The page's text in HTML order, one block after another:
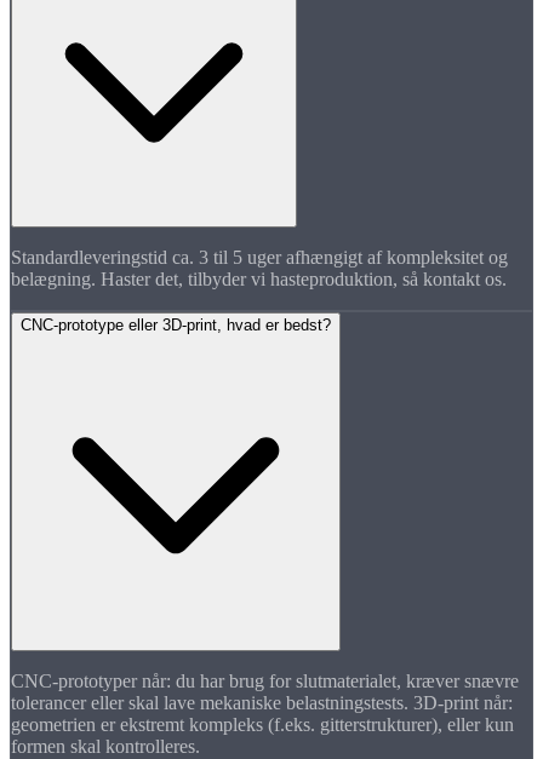
Standardleveringstid ca. 3 til 5 uger afhængigt af kompleksitet og
belægning. Haster det, tilbyder vi hasteproduktion, så kontakt os.
CNC-prototype eller 3D-print, hvad er bedst?
CNC-prototyper når: du har brug for slutmaterialet, kræver snævre
tolerancer eller skal lave mekaniske belastningstests. 3D-print når:
geometrien er ekstremt kompleks (f.eks. gitterstrukturer), eller kun
formen skal kontrolleres.